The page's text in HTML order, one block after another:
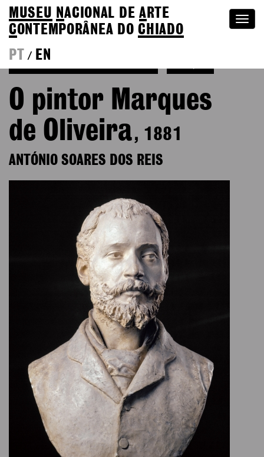
MUSEU NACIONAL DEA RTE
CONTEMPORÂNEA DOCHIADO
PT
/ EN
O pintor Marques
de Oliveira, 1881
ANTÓNIO SOARES DOS REIS